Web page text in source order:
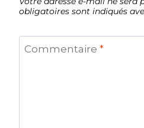
obligatoires sont indiqués
Commentaire *